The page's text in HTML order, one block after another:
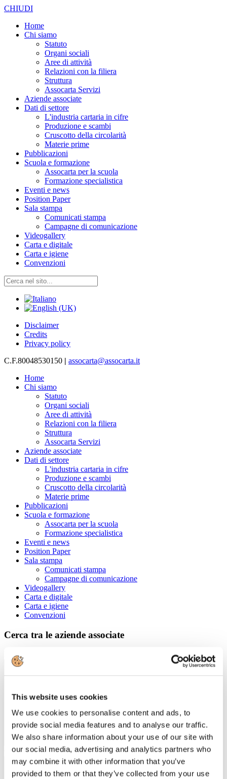
This website uses cookies
We use cookies to personalise content and ads, to
provide social media features and to analyse our traffic.
We also share information about your use of our site with
our social media, advertising and analytics partners who
may combine it with other information that you’ve
provided to them or that they’ve collected from your use
CHIUDI
Home
Chi siamo
Statuto
Organi sociali
Aree di attività
Relazioni con la filiera
Struttura
Assocarta Servizi
Aziende associate
Dati di settore
L'industria cartaria in cifre
Produzione e scambi
Cruscotto della circolarità
Materie prime
Pubblicazioni
Scuola e formazione
Assocarta per la scuola
Formazione specialistica
Eventi e news
Position Paper
Sala stampa
Comunicati stampa
Campagne di comunicazione
Videogallery
Carta e digitale
Carta e igiene
Convenzioni
Disclaimer
Credits
Privacy policy
C.F.80048530150 | assocarta@assocarta.it
Home
Chi siamo
Statuto
Organi sociali
Aree di attività
Relazioni con la filiera
Struttura
Assocarta Servizi
Aziende associate
Dati di settore
L'industria cartaria in cifre
Produzione e scambi
Cruscotto della circolarità
Materie prime
Pubblicazioni
Scuola e formazione
Assocarta per la scuola
Formazione specialistica
Eventi e news
Position Paper
Sala stampa
Comunicati stampa
Campagne di comunicazione
Videogallery
Carta e digitale
Carta e igiene
Convenzioni
Cerca tra le aziende associate
Ragione Sociale
Categorie merceologiche